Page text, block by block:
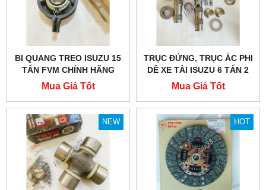
BI QUANG TREO ISUZU 15
TẤN FVM CHÍNH HÃNG
Mua Giá Tốt
TRỤC ĐỨNG, TRỤC ẮC PHI
DÊ XE TẢI ISUZU 6 TẤN 2
Mua Giá Tốt
NEW HOT